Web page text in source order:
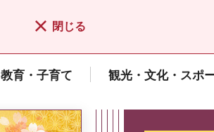
閉じる
教育・子育て 観光・文化・スポ